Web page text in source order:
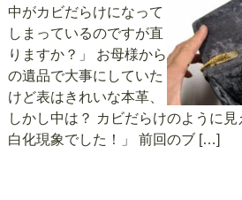
中がカビだらけになって
しまっているのですが直
りますか？」 お母様から
の遺品で大事にしていた
けど表はきれいな本革、
しかし中は？ カビだらけのように
白化現象でした！」 前回のブ […]